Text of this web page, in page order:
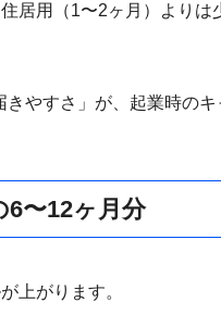
居用（1〜2ヶ月）よりは
きやすさ」が、起業時の
6〜12ヶ月分
上がります。